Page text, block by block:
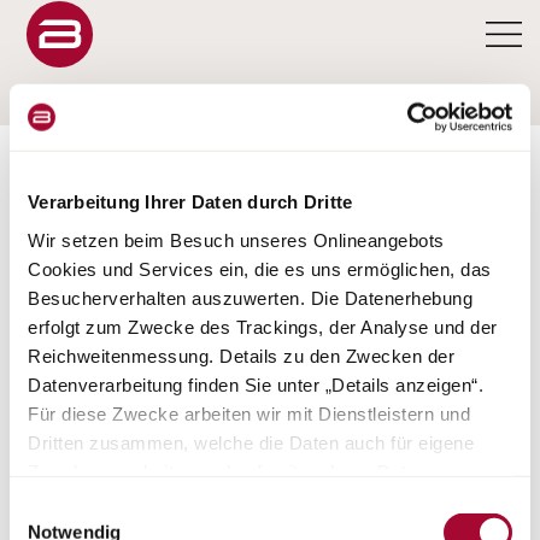
Verarbeitung Ihrer Daten durch Dritte
Wir setzen beim Besuch unseres Onlineangebots
Cookies und Services ein, die es uns ermöglichen, das
Besucherverhalten auszuwerten. Die Datenerhebung
erfolgt zum Zwecke des Trackings, der Analyse und der
Reichweitenmessung. Details zu den Zwecken der
Datenverarbeitung finden Sie unter „Details anzeigen“.
Für diese Zwecke arbeiten wir mit Dienstleistern und
Dritten zusammen, welche die Daten auch für eigene
„Cookies und Services zulassen“ oder durch Auswählen
Notwendig
KONFIGURATOR
CONFIGURATORE
CAMPEO C